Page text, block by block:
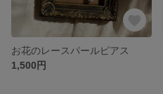
お花のレースパールピアス
1,500円